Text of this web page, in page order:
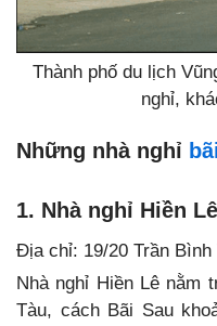
Thành phố du lịch
nghỉ,
Những nhà nghỉ
1. Nhà nghỉ Hiền Lê
Địa chỉ: 19/20 Trần Bình
Nhà nghỉ Hiền Lê nằm
Tàu, cách Bãi Sau